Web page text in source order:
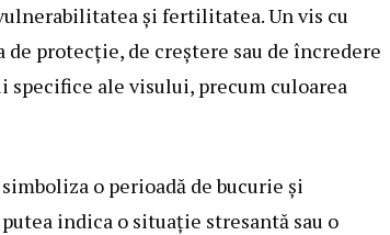
și fertilitatea. Un vis cu
protecție, de creștere sau de încredere
ale visului, precum culoarea
o perioadă de bucurie și
indica o situație stresantă sau o